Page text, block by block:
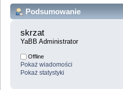
Podsumowanie
skrzat
YaBB Administrator
Offline
Pokaż wiadomości
Pokaż statystyki